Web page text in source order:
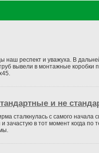
наш респект и уважуха. В
вывели в монтажные коробки
и не
сталкнулась с самого начала
зачастую в тот момент когда по